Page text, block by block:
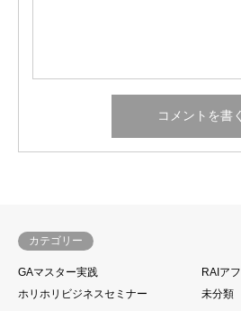
カテゴリー
GAマスター実践
RAIア
ホリホリビジネスセミナー
未分類